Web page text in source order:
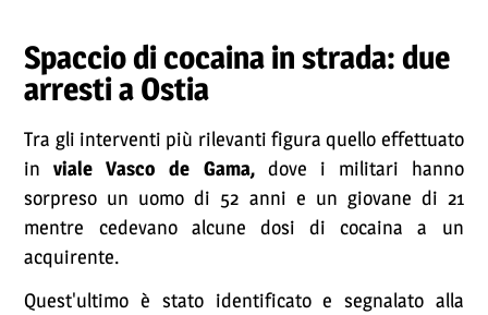
Spaccio di cocaina in strada: due
arresti a Ostia
Tra gli interventi più rilevanti figura quello effettuato
in viale Vasco de Gama, dove i militari hanno
sorpreso un uomo di 52 anni e un giovane di 21
mentre cedevano alcune dosi di cocaina a un
acquirente.
Quest'ultimo è stato identificato e segnalato alla